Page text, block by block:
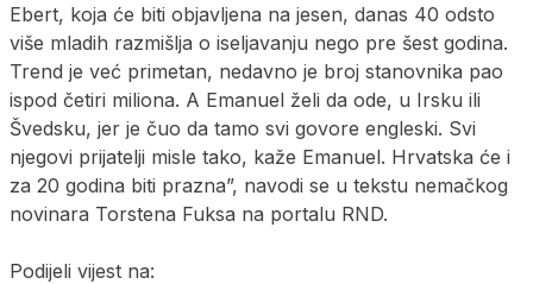
Ebert, koja će biti objavljena na jesen, danas 40 odsto
više mladih razmišlja o iseljavanju nego pre šest godina.
Trend je već primetan, nedavno je broj stanovnika pao
ispod četiri miliona. A Emanuel želi da ode, u Irsku ili
Švedsku, jer je čuo da tamo svi govore engleski. Svi
njegovi prijatelji misle tako, kaže Emanuel. Hrvatska će i
za 20 godina biti prazna”, navodi se u tekstu nemačkog
novinara Torstena Fuksa na portalu RND.
Podijeli vijest na: